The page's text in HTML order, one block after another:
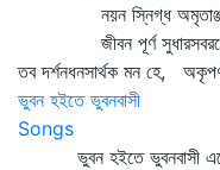
নয়ন স্নিগ্ধ
জীবন পূর্ণ
তব দর্শনধনসার্থক মন হে,
ভুবন হইতে ভুবনবাসী
Songs
ভুবন হইতে ভুবনবাসী